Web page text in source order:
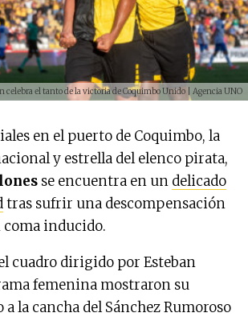
celebra el tanto de la victoria de Coquimbo Unido | Agencia UNO
en el puerto de Coquimbo, la
y estrella del elenco pirata,
se encuentra en un delicado
tras sufrir una descompensación
coma inducido.
cuadro dirigido por Esteban
femenina mostraron su
a la cancha del Sánchez Rumoroso